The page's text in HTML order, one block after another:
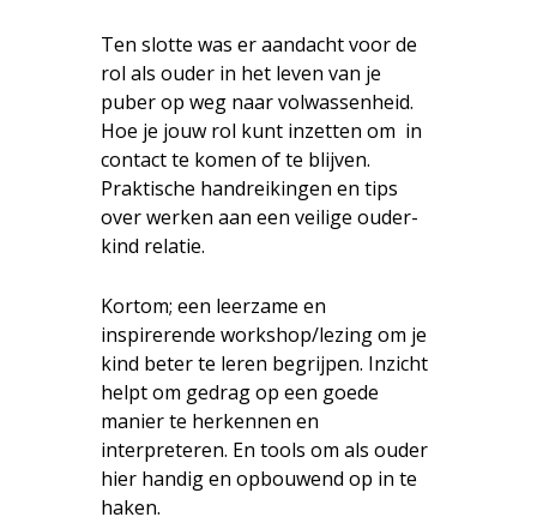
Ten slotte was er aandacht voor de
rol als ouder in het leven van je
puber op weg naar volwassenheid.
Hoe je jouw rol kunt inzetten om in
contact te komen of te blijven.
Praktische handreikingen en tips
over werken aan een veilige ouder-
kind relatie.
Kortom; een leerzame en
inspirerende workshop/lezing om je
kind beter te leren begrijpen. Inzicht
helpt om gedrag op een goede
manier te herkennen en
interpreteren. En tools om als ouder
hier handig en opbouwend op in te
haken.